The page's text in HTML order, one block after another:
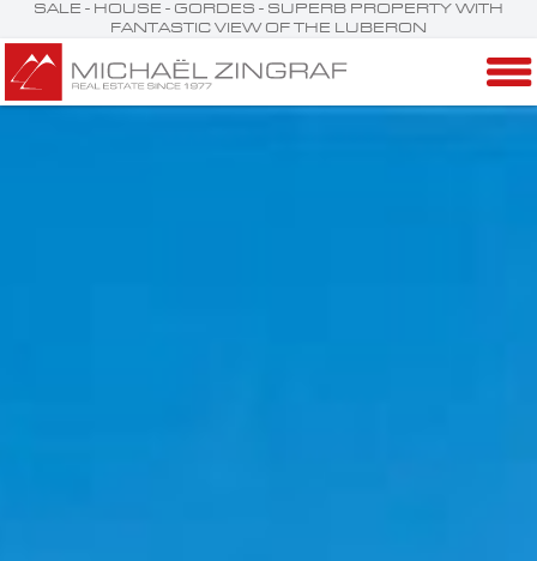
SALE - HOUSE - GORDES - SUPERB PROPERTY WITH
FANTASTIC VIEW OF THE LUBERON